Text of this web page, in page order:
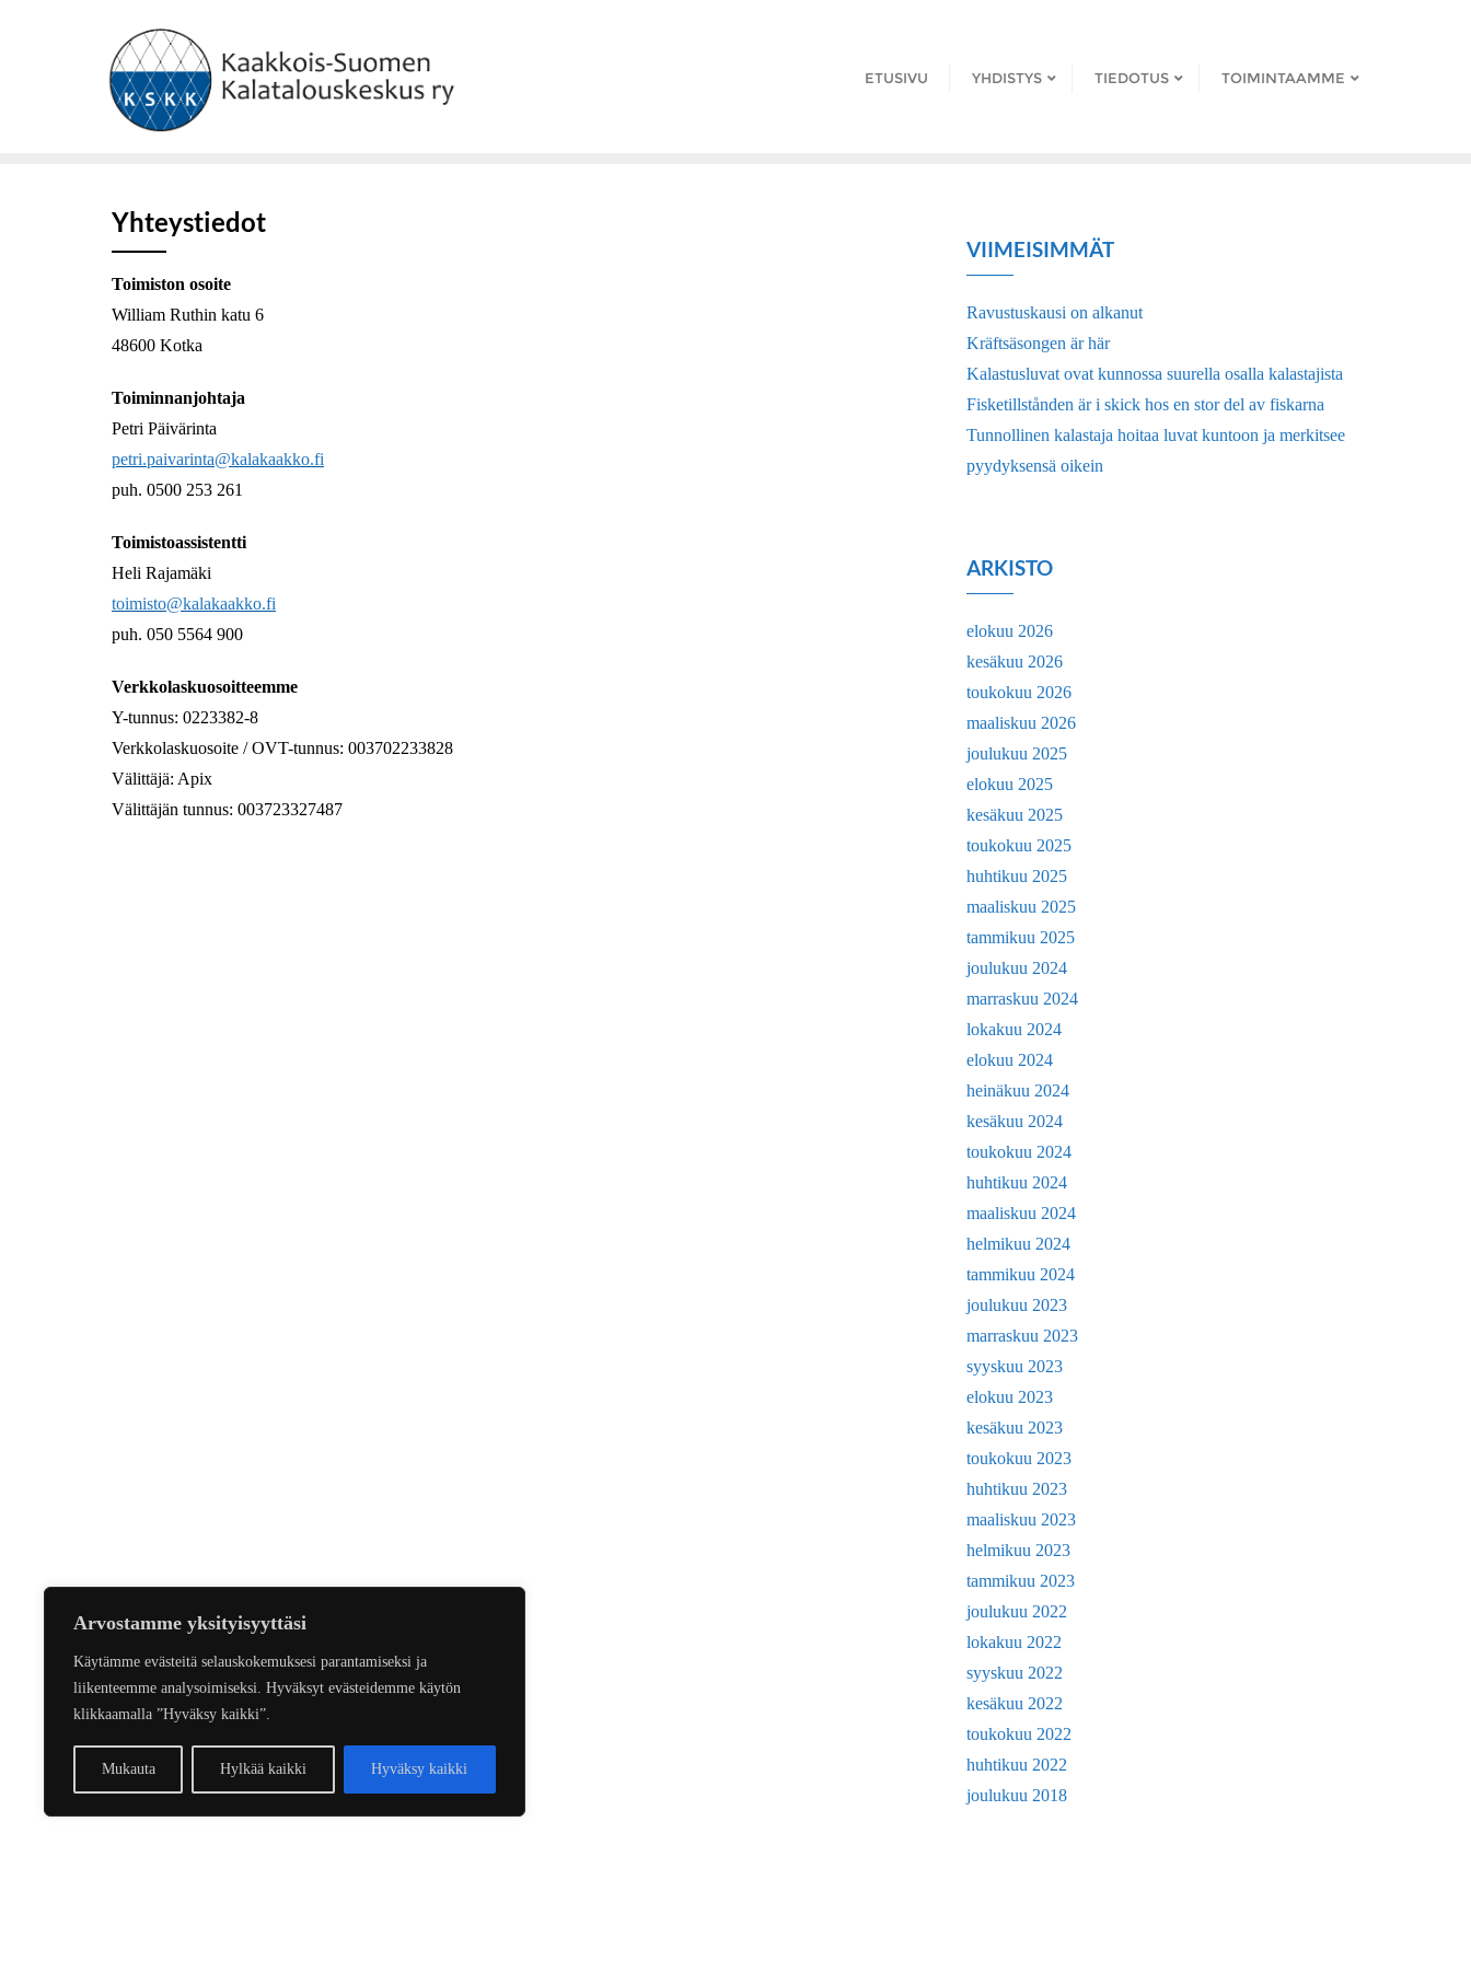
Arvostamme yksityisyyttäsi
Käytämme evästeitä selauskokemuksesi parantamiseksi ja
liikenteemme analysoimiseksi. Hyväksyt evästeidemme käytön
klikkaamalla ”Hyväksy kaikki”.
Mukauta Hylkää kaikki Hyväksy kaikki
ETUSIVU YHDISTYS TIEDOTUS TOIMINTAAMME
Yhteystiedot
Toimiston osoite
William Ruthin katu 6
48600 Kotka
Toiminnanjohtaja
Petri Päivärinta
petri.paivarinta@kalakaakko.fi
puh. 0500 253 261
Toimistoassistentti
Heli Rajamäki
toimisto@kalakaakko.fi
puh. 050 5564 900
Verkkolaskuosoitteemme
Y-tunnus: 0223382-8
Verkkolaskuosoite / OVT-tunnus: 003702233828
Välittäjä: Apix
Välittäjän tunnus: 003723327487
VIIMEISIMMÄT
Ravustuskausi on alkanut
Kräftsäsongen är här
Kalastusluvat ovat kunnossa suurella osalla kalastajista
Fisketillstånden är i skick hos en stor del av fiskarna
Tunnollinen kalastaja hoitaa luvat kuntoon ja merkitsee
pyydyksensä oikein
ARKISTO
elokuu 2026
kesäkuu 2026
toukokuu 2026
maaliskuu 2026
joulukuu 2025
elokuu 2025
kesäkuu 2025
toukokuu 2025
huhtikuu 2025
maaliskuu 2025
tammikuu 2025
joulukuu 2024
marraskuu 2024
lokakuu 2024
elokuu 2024
heinäkuu 2024
kesäkuu 2024
toukokuu 2024
huhtikuu 2024
maaliskuu 2024
helmikuu 2024
tammikuu 2024
joulukuu 2023
marraskuu 2023
syyskuu 2023
elokuu 2023
kesäkuu 2023
toukokuu 2023
huhtikuu 2023
maaliskuu 2023
helmikuu 2023
tammikuu 2023
joulukuu 2022
lokakuu 2022
syyskuu 2022
kesäkuu 2022
toukokuu 2022
huhtikuu 2022
joulukuu 2018